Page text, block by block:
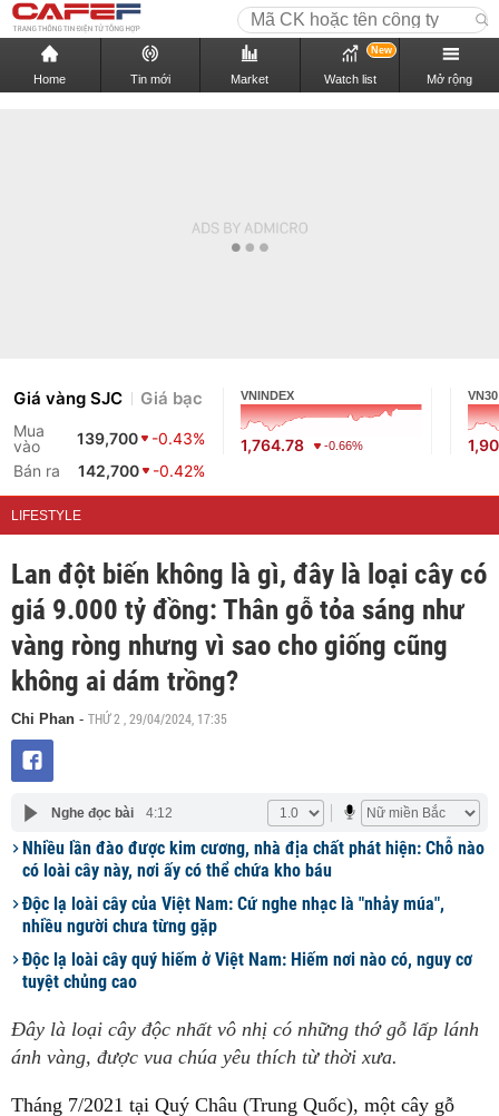
Home Tin mới Market Watch list
New
Mở rộng
Giá vàng SJC Giá bạc
Mua
vào
139,700
-0.43%
Bán ra
142,700 -0.42%
VNINDEX
1,764.78 -0.66%
VN30
LIFESTYLE
Lan đột biến không là gì, đây là loại cây có
giá 9.000 tỷ đồng: Thân gỗ tỏa sáng như
vàng ròng nhưng vì sao cho giống cũng
không ai dám trồng?
Chi Phan - THỨ 2 , 29/04/2024, 17:35
Nghe đọc bài 4:12
Nhiều lần đào được kim cương, nhà địa chất phát hiện: Chỗ nào
có loài cây này, nơi ấy có thể chứa kho báu
Độc lạ loài cây của Việt Nam: Cứ nghe nhạc là "nhảy múa",
nhiều người chưa từng gặp
Độc lạ loài cây quý hiếm ở Việt Nam: Hiếm nơi nào có, nguy cơ
tuyệt chủng cao
Đây là loại cây độc nhất vô nhị có những thớ gỗ lấp lánh
ánh vàng, được vua chúa yêu thích từ thời xưa.
Tháng 7/2021 tại Quý Châu (Trung Quốc), một cây gỗ